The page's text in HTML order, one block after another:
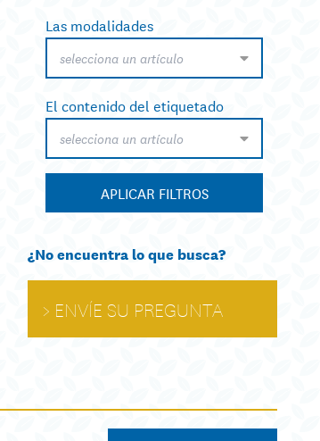
Las modalidades
selecciona un artículo
El contenido del etiquetado
selecciona un artículo
APLICAR FILTROS
¿No encuentra lo que busca?
ENVÍE SU PREGUNTA